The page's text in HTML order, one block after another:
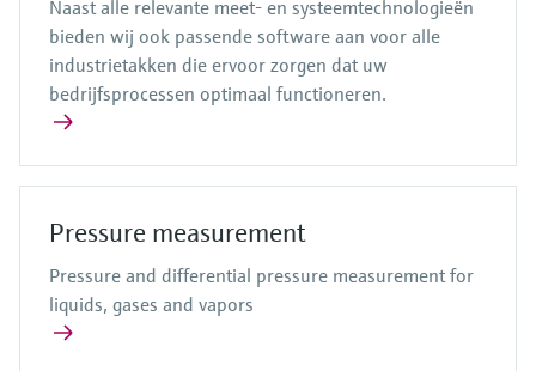
Naast alle relevante meet- en systeemtechnologieën
bieden wij ook passende software aan voor alle
industrietakken die ervoor zorgen dat uw
bedrijfsprocessen optimaal functioneren.
Pressure measurement
Pressure and differential pressure measurement for
liquids, gases and vapors